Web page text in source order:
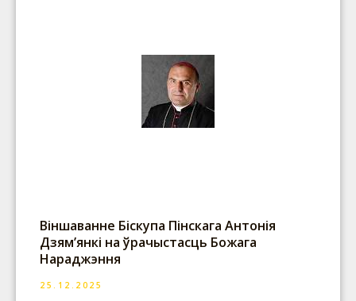
Віншаванне Біскупа Пінскага Антонія
Дзям’янкі на ўрачыстасць Божага
Нараджэння
25.12.2025